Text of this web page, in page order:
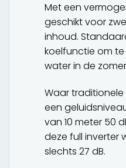
Met een
geschikt voor
inhoud.
koelfunctie om
water in de
Waar
een
van 10 meter 50
deze full inverter
slechts 27 dB.